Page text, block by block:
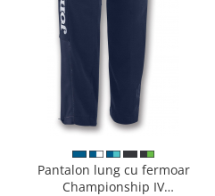
Pantalon lung cu fermoar
Championship IV